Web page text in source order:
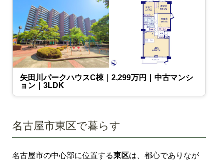
矢田川パークハウスC棟｜2,299万円｜中古マンシ
ョン｜3LDK
名古屋市東区で暮らす
名古屋市の中心部に位置する東区は、都心でありなが